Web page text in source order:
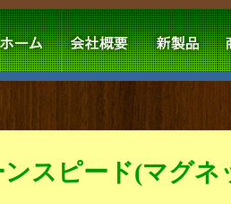
スピード(マグネ